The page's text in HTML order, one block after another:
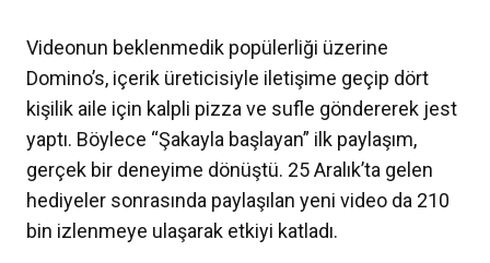
Videonun beklenmedik popülerliği üzerine
Domino’s, içerik üreticisiyle iletişime geçip dört
kişilik aile için kalpli pizza ve sufle göndererek jest
yaptı. Böylece “Şakayla başlayan” ilk paylaşım,
gerçek bir deneyime dönüştü. 25 Aralık’ta gelen
hediyeler sonrasında paylaşılan yeni video da 210
bin izlenmeye ulaşarak etkiyi katladı.